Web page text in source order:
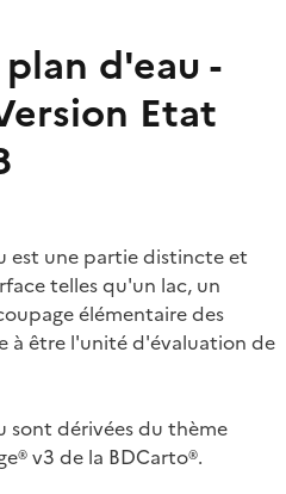
d'eau -
Etat
est une partie distincte et
telles qu'un lac, un
élémentaire des
à être l'unité d'évaluation de
sont dérivées du thème
v3 de la BDCarto®.